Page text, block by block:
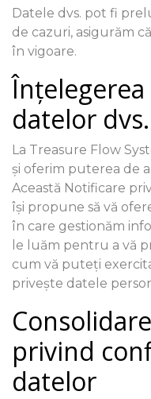
Datele dvs. pot fi
de cazuri, asigurăm
în vigoare.
datelor dvs.
La Treasure Flow
și oferim puterea de
Această Notificare
își propune să vă
în care gestionăm
le luăm pentru a vă
cum vă puteți
privește datele
privind
datelor